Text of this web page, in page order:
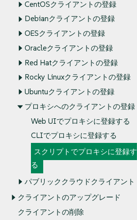
CentOSクライアントの登録
Debianクライアントの登録
OESクライアントの登録
Oracleクライアントの登録
Red Hatクライアントの登録
Rocky Linuxクライアントの登録
Ubuntuクライアントの登録
プロキシへのクライアントの登録
Web UIでプロキシに登録する
CLIでプロキシに登録する
スクリプトでプロキシに登録す
る
パブリッククラウドクライアント
クライアントのアップグレード
クライアントの削除